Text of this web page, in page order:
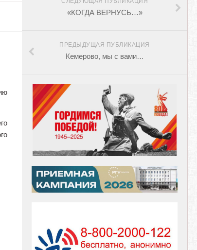
«КОГДА ВЕРНУСЬ…»
ПРЕДЫДУЩАЯ ПУБЛИКАЦИЯ
Кемерово, мы с вами…